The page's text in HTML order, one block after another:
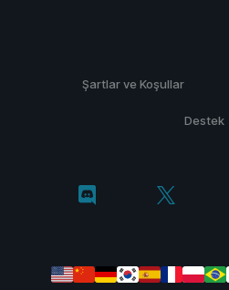
Şartlar ve Koşullar
Destek